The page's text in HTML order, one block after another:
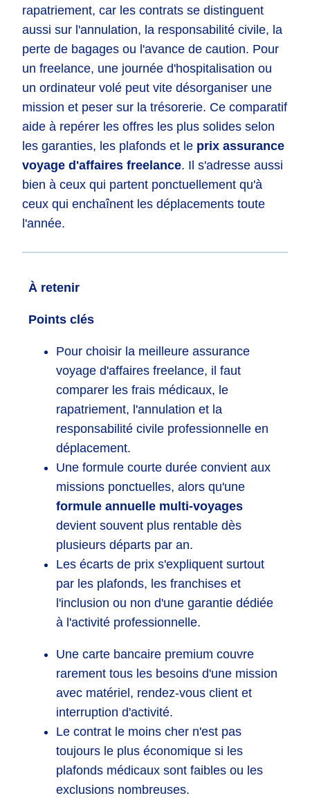
rapatriement, car les contrats se distinguent
aussi sur l'annulation, la responsabilité civile, la
perte de bagages ou l'avance de caution. Pour
un freelance, une journée d'hospitalisation ou
un ordinateur volé peut vite désorganiser une
mission et peser sur la trésorerie. Ce comparatif
aide à repérer les offres les plus solides selon
les garanties, les plafonds et le prix assurance
voyage d'affaires freelance. Il s'adresse aussi
bien à ceux qui partent ponctuellement qu'à
ceux qui enchaînent les déplacements toute
l'année.
À retenir
Points clés
Pour choisir la meilleure assurance
voyage d'affaires freelance, il faut
comparer les frais médicaux, le
rapatriement, l'annulation et la
responsabilité civile professionnelle en
déplacement.
Une formule courte durée convient aux
missions ponctuelles, alors qu'une
formule annuelle multi-voyages
devient souvent plus rentable dès
plusieurs départs par an.
Les écarts de prix s'expliquent surtout
par les plafonds, les franchises et
l'inclusion ou non d'une garantie dédiée
à l'activité professionnelle.
Une carte bancaire premium couvre
rarement tous les besoins d'une mission
avec matériel, rendez-vous client et
interruption d'activité.
Le contrat le moins cher n'est pas
toujours le plus économique si les
plafonds médicaux sont faibles ou les
exclusions nombreuses.